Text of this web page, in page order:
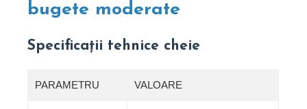
bugete moderate
Specificații tehnice cheie
PARAMETRU VALOARE